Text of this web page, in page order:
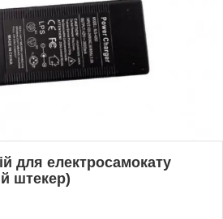
для електросамокату
штекер)